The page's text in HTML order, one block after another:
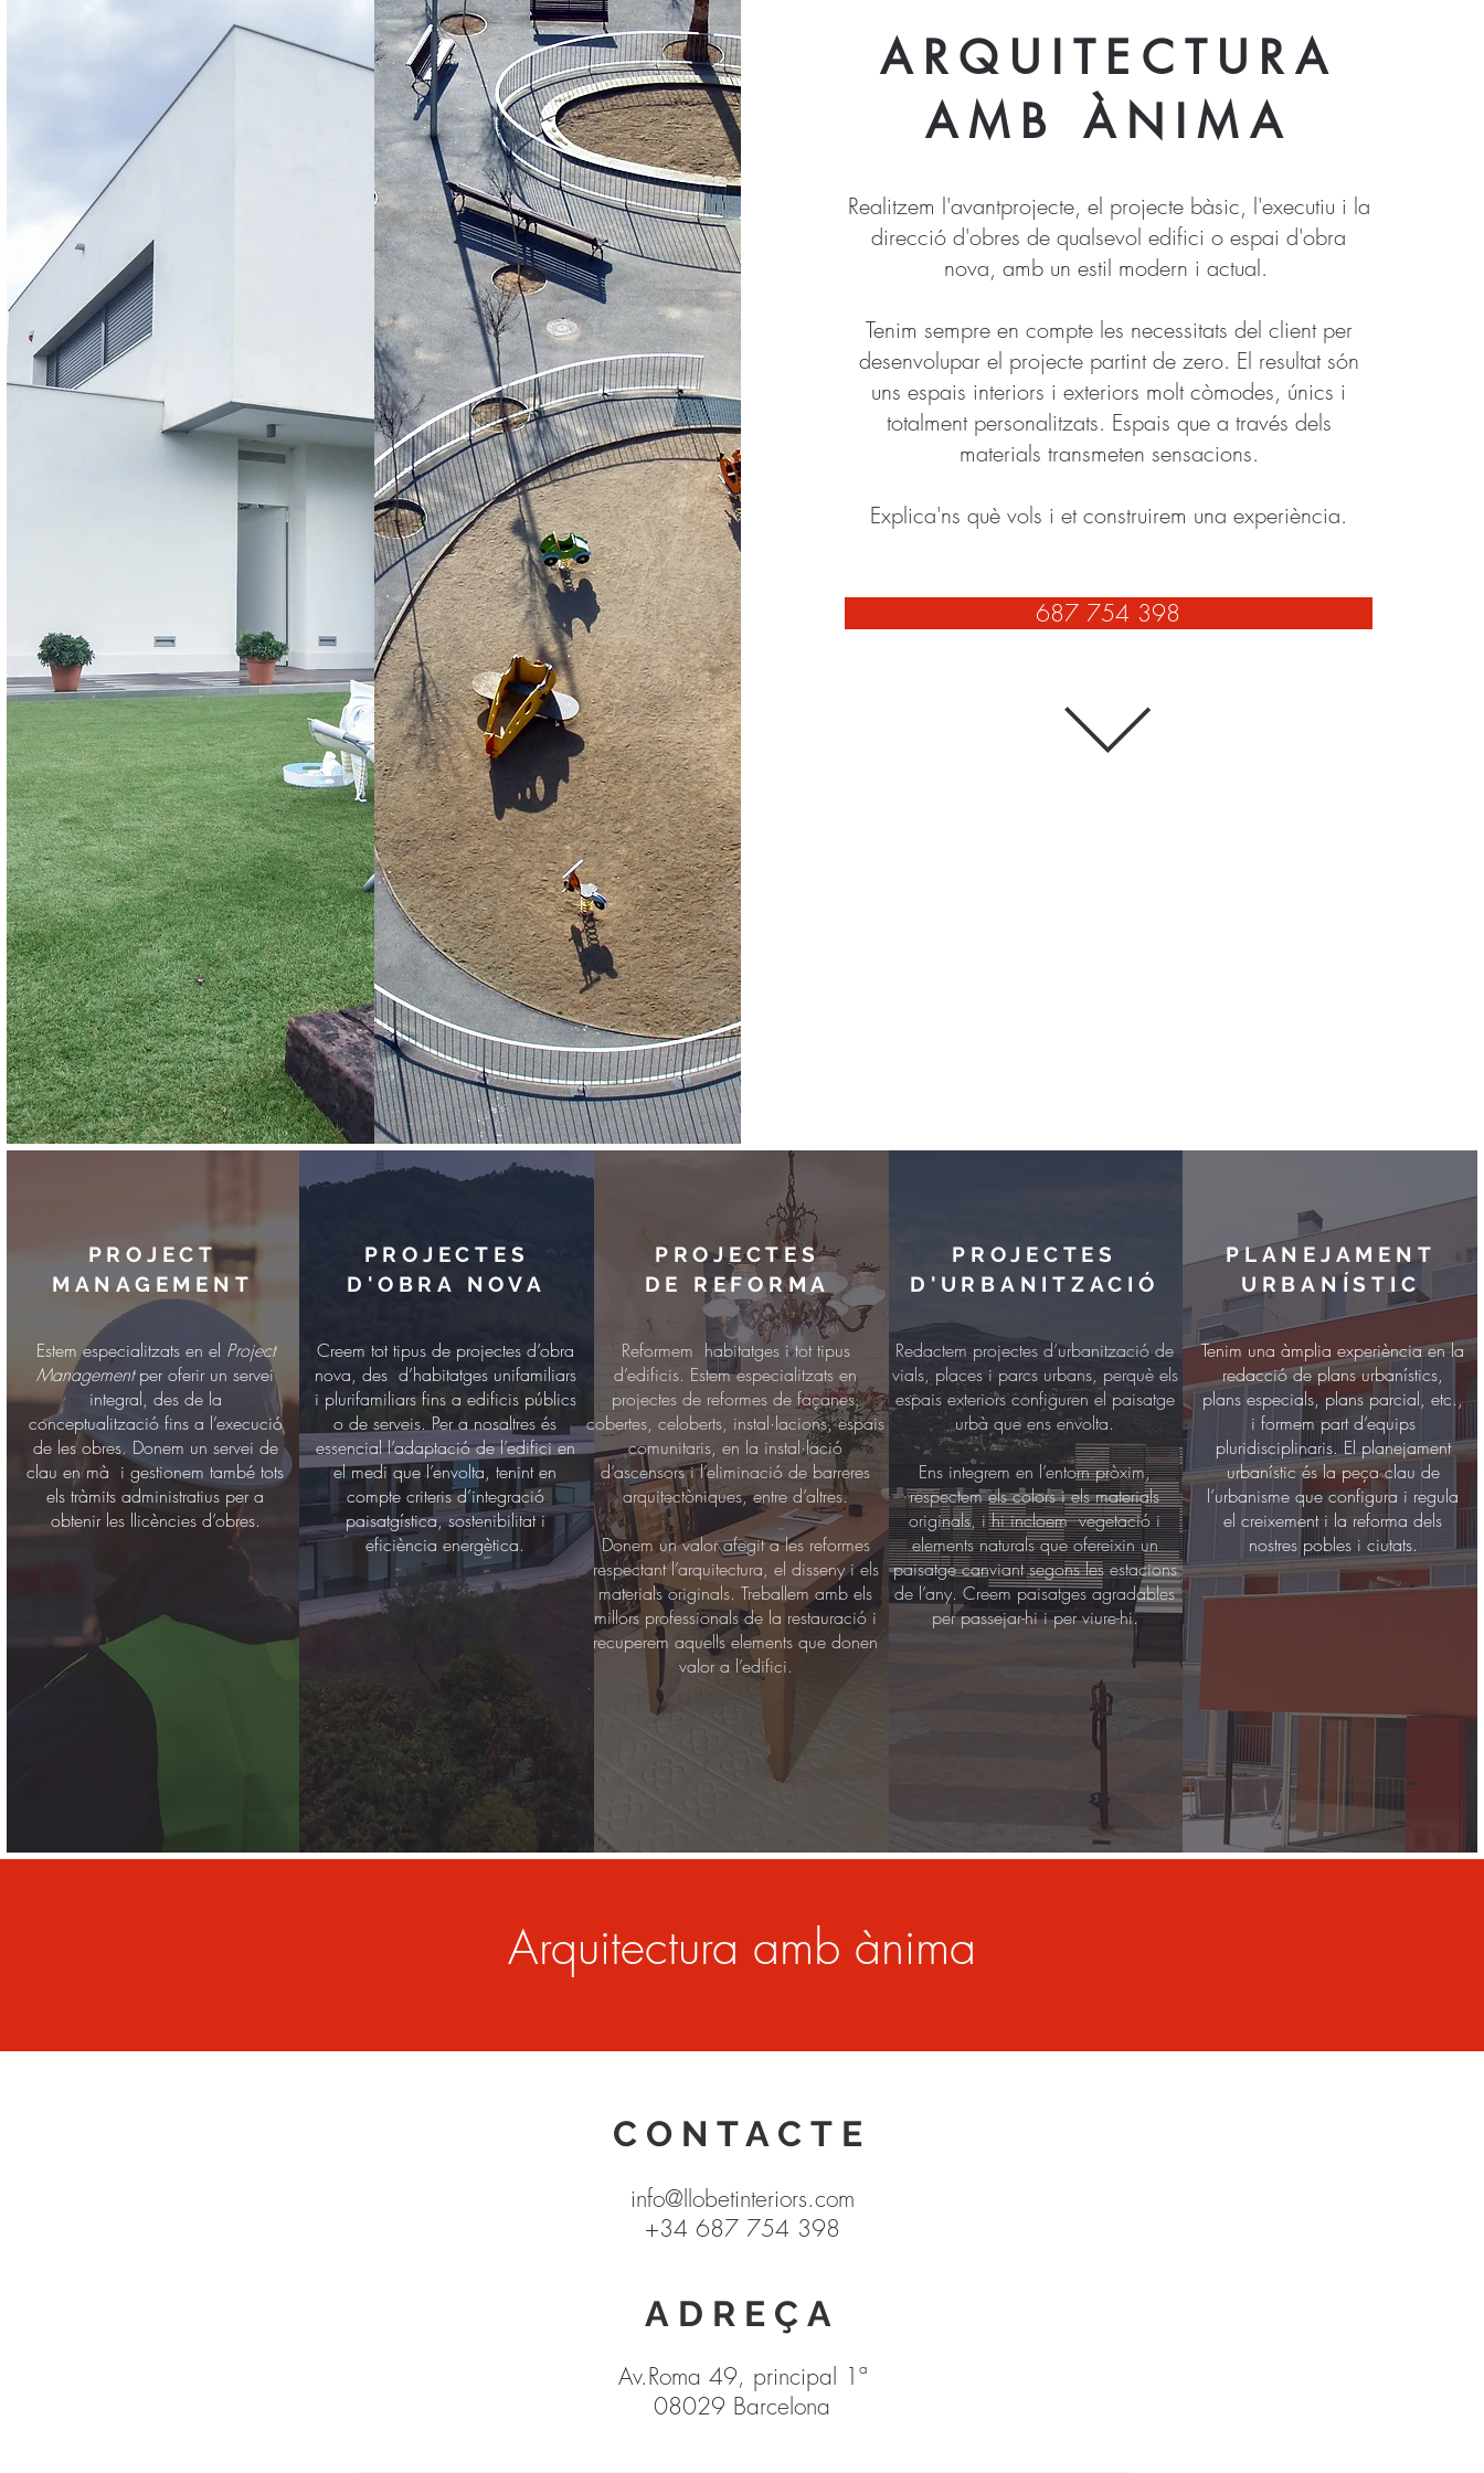
ARQUITECTURA
AMB ÀNIMA
Realitzem l'avantprojecte, el projecte bàsic, l'executiu i la
direcció d'obres de qualsevol edifici o espai d'obra
nova, amb un estil modern i actual.
Tenim sempre en compte les necessitats del client per
desenvolupar el projecte partint de zero. El resultat són
uns espais interiors i exteriors molt còmodes, únics i
totalment personalitzats. Espais que a través dels
materials transmeten sensacions.
Explica'ns què vols i et construirem una experiència.
687 754 398
PROJECT
MANAGEMENT
Estem especialitzats en el Project
Managementper oferir un servei
integral, des de la
conceptualització fins a l’execució
de les obres. Donem un servei de
clau en mà i gestionem també tots
els tràmits administratius per a
obtenir les llicències d’obres.
PROJECTES
D'OBRA NOVA
Creem tot tipus de projectes d’obra
nova, des d’habitatges unifamiliars
i plurifamiliars fins a edificis públics
o de serveis. Per a nosaltres és
essencial l’adaptació de l’edifici en
el medi que l’envolta, tenint en
compte criteris d’integració
paisatgística, sostenibilitat i
eficiència energètica.
PROJECTES
DE REFORMA
Reformem habitatges i tot tipus
d’edificis. Estem especialitzats en
projectes de reformes de façanes,
cobertes, celoberts, instal·lacions, espais
comunitaris, en la instal·lació
d’ascensors i l’eliminació de barreres
arquitectòniques, entre d’altres.
Donem un valor afegit a les reformes
respectant l’arquitectura, el disseny i els
materials originals. Treballem amb els
millors professionals de la restauració i
recuperem aquells elements que donen
valor a l’edifici.
PROJECTES
D'URBANITZACIÓ
Redactem projectes d’urbanització de
vials, places i parcs urbans, perquè els
espais exteriors configuren el paisatge
urbà que ens envolta.
Ens integrem en l’entorn pròxim,
respectem els colors i els materials
originals, i hi incloem vegetació i
elements naturals que ofereixin un
paisatge canviant segons les estacions
de l’any. Creem paisatges agradables
per passejar-hi i per viure-hi.
PLANEJAMENT
URBANÍSTIC
Tenim una àmplia experiència en la
redacció de plans urbanístics,
plans especials, plans parcial, etc.,
i formem part d’equips
pluridisciplinaris. El planejament
urbanístic és la peça clau de
l’urbanisme que configura i regula
el creixement i la reforma dels
nostres pobles i ciutats.
Arquitectura amb ànima
CONTACTE
info@llobetinteriors.com
+34 687 754 398
ADREÇA
Av.Roma 49, principal 1ª
08029 Barcelona